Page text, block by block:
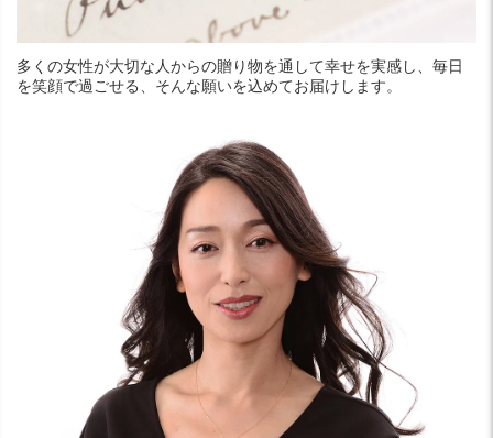
多くの女性が大切な人からの贈り物を通して幸せを実感し、毎日
を笑顔で過ごせる、そんな願いを込めてお届けします。